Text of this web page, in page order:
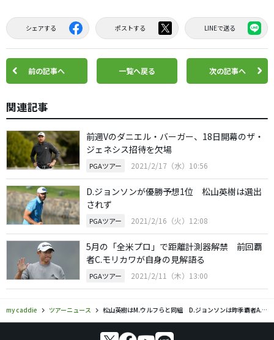
シェアする ポストする LINEで送る
前の記事へ 一覧へ戻る 次の記事へ
関連記事
前週Vのダニエル・バーガー、18日開幕のザ・
ジェネシス招待を欠場
PGAツアー 2021/2/17（水）10:56
D.ジョンソンが優勝予想1位 松山英樹は選出
されず
PGAツアー 2021/2/16（火）12:08
5月の「全米プロ」で距離計測器解禁 前回覇
者C.モリカワが自身の見解語る
PGAツアー 2021/2/11（木）13:00
my caddie ツアーニュース 松山英樹はM.ウルフらと同組 D.ジョンソンは昨季覇者A.スコットと